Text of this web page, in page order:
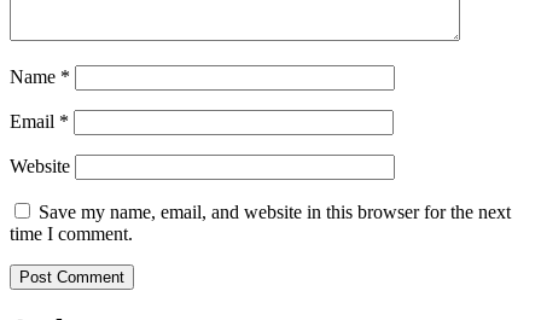
Name *
Email *
Website
Save my name, email, and website in this browser for the next
time I comment.